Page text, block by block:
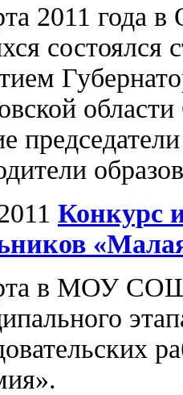
2011 года в
состоялся
Конкурс
в МОУ